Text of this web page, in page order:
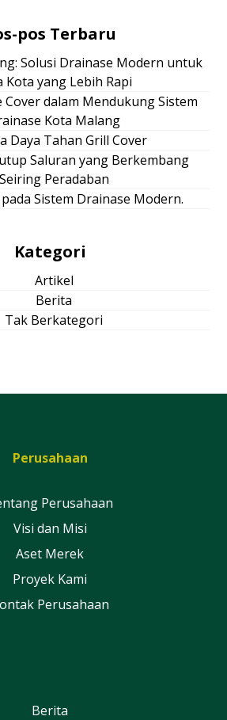
pos Terbaru
Solusi Drainase Modern untuk
Kota yang Lebih Rapi
dalam Mendukung Sistem
Kota Malang
Daya Tahan Grill Cover
Saluran yang Berkembang
Seiring Peradaban
Sistem Drainase Modern.
Kategori
Artikel
Berita
Tak Berkategori
Perusahaan
Perusahaan
Visi dan Misi
Aset Merek
Proyek Kami
Perusahaan
Berita